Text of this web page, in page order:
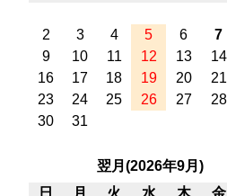
2
3 4 5 6 7
9
10 11 12 13 14
16
17 18 19 20 21
23
24 25 26 27 28
30
31
翌月(2026年9月)
日
月 火 水 木 金